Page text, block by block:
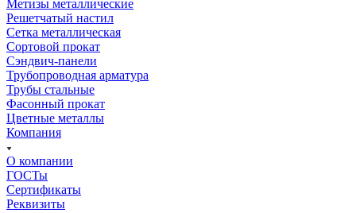
Метизы металлические
Решетчатый настил
Сетка металлическая
Сортовой прокат
Сэндвич-панели
Трубопроводная арматура
Трубы стальные
Фасонный прокат
Цветные металлы
Компания
О компании
ГОСТы
Сертификаты
Реквизиты